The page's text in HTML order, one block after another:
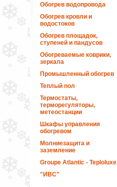
Обогрев водопровода
Обогрев кровли и
водостоков
Обогрев площадок,
ступеней и пандусов
Обогреваемые коврики,
зеркала
Промышленный обогрев
Теплый пол
Термостаты,
терморегуляторы,
метеостанции
Шкафы управления
обогревом
Молниезащита и
заземление
Groupe Atlantic - Teploluxe
"ИВС"